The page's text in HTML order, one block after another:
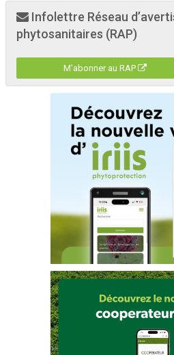
Infolettre Réseau
phytosanitaires (RAP)
M'abonner au RAP